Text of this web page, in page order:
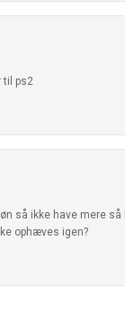
til ps2
så ikke have mere
ophæves igen?